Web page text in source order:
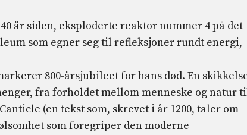
år siden, eksploderte reaktor nummer 4 på det
som egner seg til refleksjoner rundt energi,
800-årsjubileet for hans død. En
fra forholdet mellom menneske og natur
(en tekst som, skrevet i år 1200, taler om
som foregriper den moderne